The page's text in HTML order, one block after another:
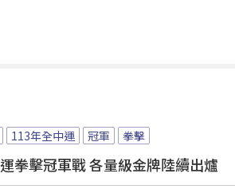
113年全中運 冠軍 拳擊
拳擊冠軍戰 各量級金牌陸續出爐